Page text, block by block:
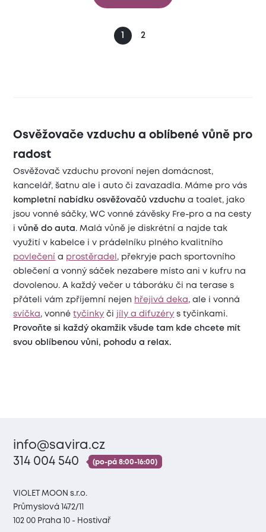
1 2
Osvěžovače vzduchu a oblíbené vůně pro
radost
Osvěžovač vzduchu provoní nejen domácnost,
kancelář, šatnu ale i auto či zavazadla. Máme pro vás
kompletní nabídku osvěžovačů vzduchu a toalet, jako
jsou vonné sáčky, WC vonné závěsky Fre-pro a na cesty
ivůně do auta. Malá vůně je diskrétní a najde tak
využití v kabelce i v prádelníku plného kvalitního
povlečení a prostěradel , překryje pach sportovního
oblečení a vonný sáček nezabere místo ani v kufru na
dovolenou. A každý večer u táboráku či na terase s
přáteli vám zpříjemní nejen hřejivá deka, ale i vonná
svíčka, vonnétyčinky či jíly a difuzéry s tyčinkami.
Provoňte si každý okamžik všude tam kde chcete mít
svou oblíbenou vůni, pohodu a relax.
info@savira.cz
314 004 540
(po-pá 8:00-16:00)
VIOLET MOON s.r.o.
Průmyslová 1472/11
102 00 Praha 10 - Hostivař